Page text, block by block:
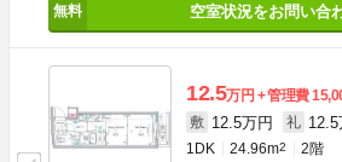
空室状況をお問い合
12.5万円 管理費
敷 12.5万円 礼 12.5
1DK 24.96m2 2階